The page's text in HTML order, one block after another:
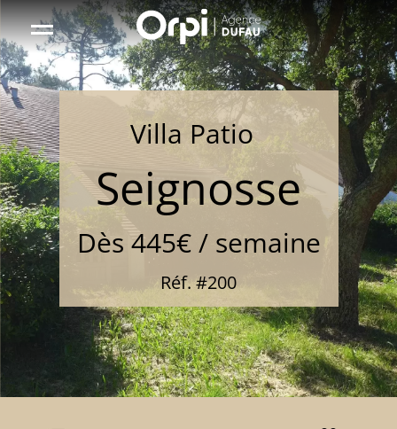
Aller
sur
la
page
d'accueil
Location
Villa Patio 0
étoile(s)
Seignosse
Dès 445€ / semaine
Réf. #200